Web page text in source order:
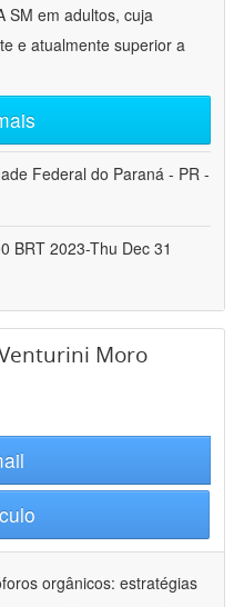
SM em adultos, cuja
e atualmente superior a
Federal do Paraná - PR -
BRT 2023-Thu Dec 31
Moro
orgânicos: estratégias